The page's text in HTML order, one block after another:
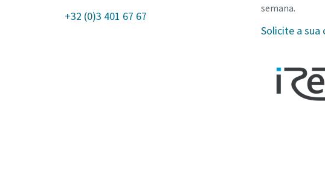
+32 (0)3 401 67 67
semana.
Solicite a sua